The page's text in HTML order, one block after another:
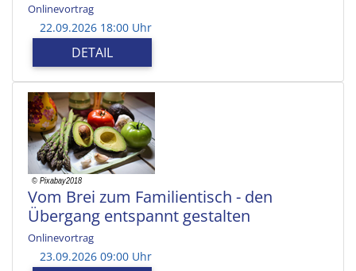
Onlinevortrag
22.09.2026 18:00 Uhr
DETAIL
Vom Brei zum Familientisch - den
Übergang entspannt gestalten
Onlinevortrag
23.09.2026 09:00 Uhr